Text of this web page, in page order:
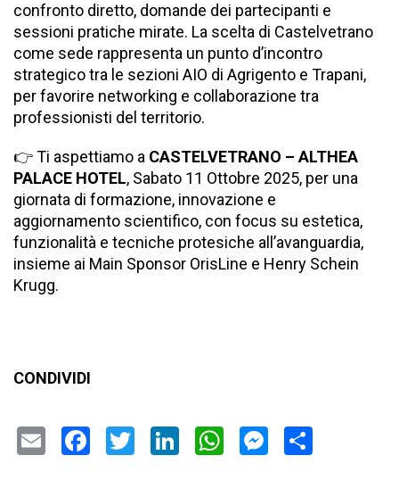
confronto diretto, domande dei partecipanti e
sessioni pratiche mirate. La scelta di Castelvetrano
come sede rappresenta un punto d’incontro
strategico tra le sezioni AIO di Agrigento e Trapani,
per favorire networking e collaborazione tra
professionisti del territorio.
👉 Ti aspettiamo a CASTELVETRANO – ALTHEA
PALACE HOTEL, Sabato 11 Ottobre 2025, per una
giornata di formazione, innovazione e
aggiornamento scientifico, con focus su estetica,
funzionalità e tecniche protesiche all’avanguardia,
insieme ai Main Sponsor OrisLine e Henry Schein
Krugg.
CONDIVIDI
EmailFacebook
TwitterLinkedInWhatsApp